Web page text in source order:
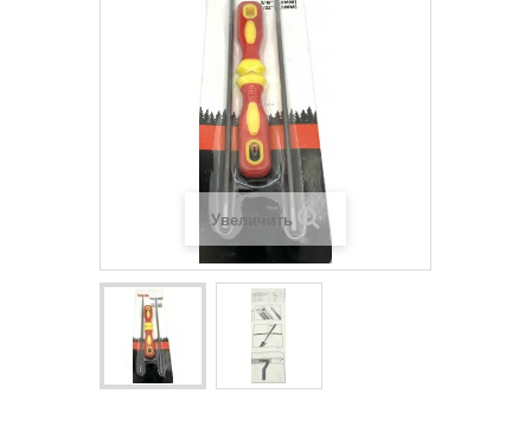
Увеличить